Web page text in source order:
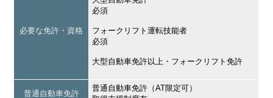
必要な免許・資格
必須
フォークリフト運転技能者
必須
大型自動車免許以上・フォークリフト免許
普通自動車免許
普通自動車免許（AT限定可）